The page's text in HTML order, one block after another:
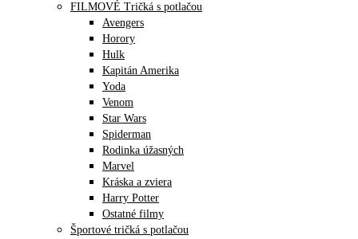
FILMOVÉ Tričká s potlačou
Avengers
Horory
Hulk
Kapitán Amerika
Yoda
Venom
Star Wars
Spiderman
Rodinka úžasných
Marvel
Kráska a zviera
Harry Potter
Ostatné filmy
Športové tričká s potlačou